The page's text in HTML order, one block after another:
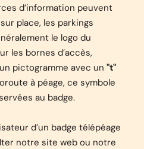
d’information peuvent
place, les parkings
le logo du
les bornes d’accès,
pictogramme avec un "t"
à péage, ce symbole
au badge.
d’un badge télépéage
notre site web ou notre